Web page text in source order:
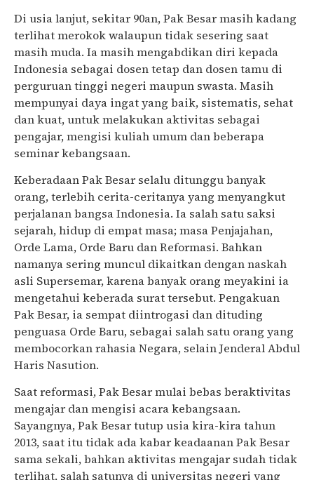
Di usia lanjut, sekitar 90an, Pak Besar masih kadang
terlihat merokok walaupun tidak sesering saat
masih muda. Ia masih mengabdikan diri kepada
Indonesia sebagai dosen tetap dan dosen tamu di
perguruan tinggi negeri maupun swasta. Masih
mempunyai daya ingat yang baik, sistematis, sehat
dan kuat, untuk melakukan aktivitas sebagai
pengajar, mengisi kuliah umum dan beberapa
seminar kebangsaan.
Keberadaan Pak Besar selalu ditunggu banyak
orang, terlebih cerita-ceritanya yang menyangkut
perjalanan bangsa Indonesia. Ia salah satu saksi
sejarah, hidup di empat masa; masa Penjajahan,
Orde Lama, Orde Baru dan Reformasi. Bahkan
namanya sering muncul dikaitkan dengan naskah
asli Supersemar, karena banyak orang meyakini ia
mengetahui keberada surat tersebut. Pengakuan
Pak Besar, ia sempat diintrogasi dan dituding
penguasa Orde Baru, sebagai salah satu orang yang
membocorkan rahasia Negara, selain Jenderal Abdul
Haris Nasution.
Saat reformasi, Pak Besar mulai bebas beraktivitas
mengajar dan mengisi acara kebangsaan.
Sayangnya, Pak Besar tutup usia kira-kira tahun
2013, saat itu tidak ada kabar keadaanan Pak Besar
sama sekali, bahkan aktivitas mengajar sudah tidak
terlihat, salah satunya di universitas negeri yang